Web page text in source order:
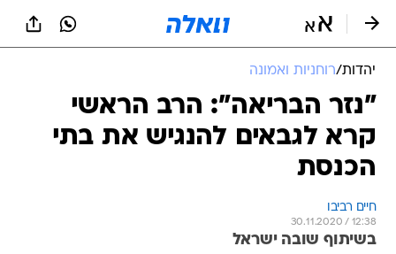
יהדות/רוחניות ואמונה
"נזר הבריאה": הרב הראשי
קרא לגבאים להנגיש את בתי
הכנסת
חיים רביבו
30.11.2020 / 12:38
בשיתוף שובה ישראל